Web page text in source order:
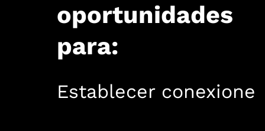
oportunidades
para:
Establecer conexiones